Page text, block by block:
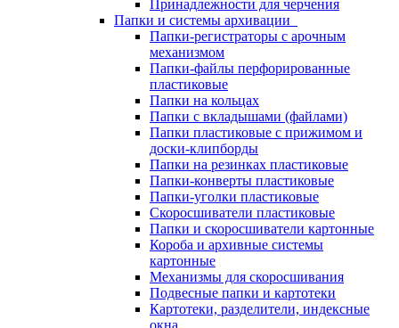
Принадлежности для черчения
Папки и системы архивации
Папки-регистраторы с арочным
механизмом
Папки-файлы перфорированные
пластиковые
Папки на кольцах
Папки с вкладышами (файлами)
Папки пластиковые с прижимом и
доски-клипборды
Папки на резинках пластиковые
Папки-конверты пластиковые
Папки-уголки пластиковые
Скоросшиватели пластиковые
Папки и скоросшиватели картонные
Короба и архивные системы
картонные
Механизмы для скоросшивания
Подвесные папки и картотеки
Картотеки, разделители, индексные
окна